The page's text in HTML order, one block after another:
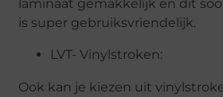
laminaat gemakkelijk en dit
is super gebruiksvriendelijk.
LVT- Vinylstroken:
Ook kan je kiezen uit